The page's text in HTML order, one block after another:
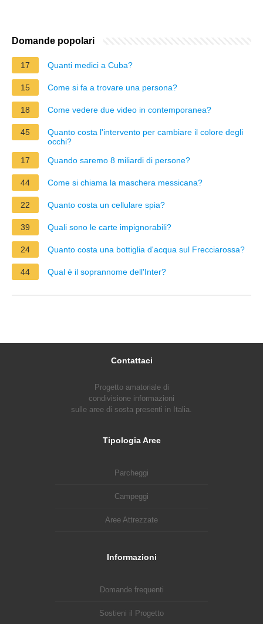
Domande popolari
17 Quanti medici a Cuba?
15 Come si fa a trovare una persona?
18 Come vedere due video in contemporanea?
45
Quanto costa l'intervento per cambiare il colore degli
occhi?
17
Quando saremo 8 miliardi di persone?
44 Come si chiama la maschera messicana?
22 Quanto costa un cellulare spia?
39 Quali sono le carte impignorabili?
24 Quanto costa una bottiglia d'acqua sul Frecciarossa?
44 Qual è il soprannome dell'Inter?
Contattaci
Progetto amatoriale di
condivisione informazioni
sulle aree di sosta presenti in Italia.
Tipologia Aree
Parcheggi
Campeggi
Aree Attrezzate
Informazioni
Domande frequenti
Sostieni il Progetto